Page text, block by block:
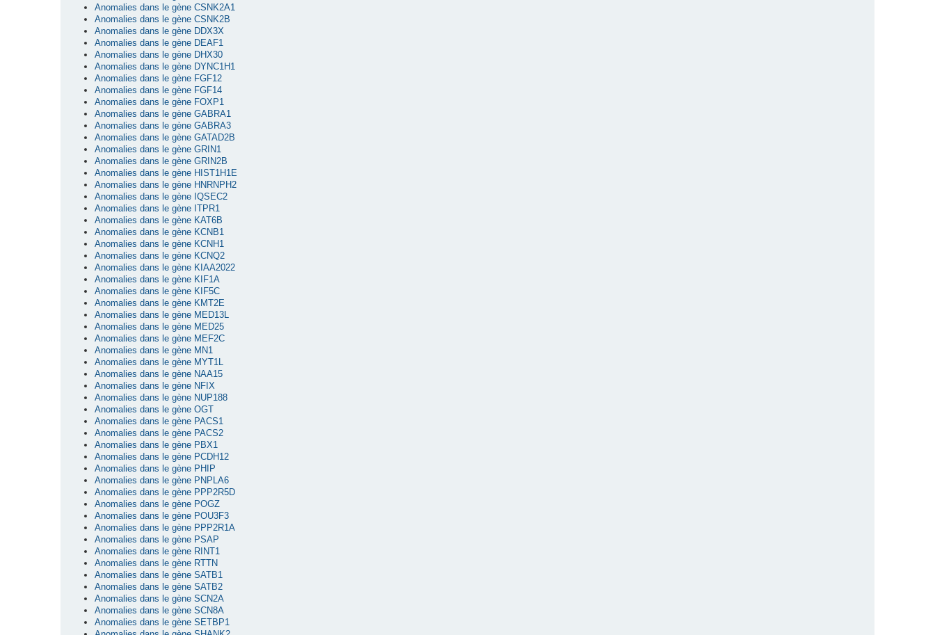
Anomalies dans le gène CSNK2A1
Anomalies dans le gène CSNK2B
Anomalies dans le gène DDX3X
Anomalies dans le gène DEAF1
Anomalies dans le gène DHX30
Anomalies dans le gène DYNC1H1
Anomalies dans le gène FGF12
Anomalies dans le gène FGF14
Anomalies dans le gène FOXP1
Anomalies dans le gène GABRA1
Anomalies dans le gène GABRA3
Anomalies dans le gène GATAD2B
Anomalies dans le gène GRIN1
Anomalies dans le gène GRIN2B
Anomalies dans le gène HIST1H1E
Anomalies dans le gène HNRNPH2
Anomalies dans le gène IQSEC2
Anomalies dans le gène ITPR1
Anomalies dans le gène KAT6B
Anomalies dans le gène KCNB1
Anomalies dans le gène KCNH1
Anomalies dans le gène KCNQ2
Anomalies dans le gène KIAA2022
Anomalies dans le gène KIF1A
Anomalies dans le gène KIF5C
Anomalies dans le gène KMT2E
Anomalies dans le gène MED13L
Anomalies dans le gène MED25
Anomalies dans le gène MEF2C
Anomalies dans le gène MN1
Anomalies dans le gène MYT1L
Anomalies dans le gène NAA15
Anomalies dans le gène NFIX
Anomalies dans le gène NUP188
Anomalies dans le gène OGT
Anomalies dans le gène PACS1
Anomalies dans le gène PACS2
Anomalies dans le gène PBX1
Anomalies dans le gène PCDH12
Anomalies dans le gène PHIP
Anomalies dans le gène PNPLA6
Anomalies dans le gène PPP2R5D
Anomalies dans le gène POGZ
Anomalies dans le gène POU3F3
Anomalies dans le gène PPP2R1A
Anomalies dans le gène PSAP
Anomalies dans le gène RINT1
Anomalies dans le gène RTTN
Anomalies dans le gène SATB1
Anomalies dans le gène SATB2
Anomalies dans le gène SCN2A
Anomalies dans le gène SCN8A
Anomalies dans le gène SETBP1